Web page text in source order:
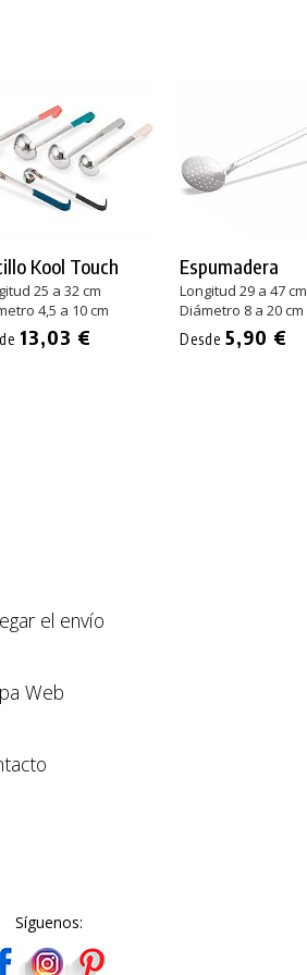
Kool Touch
25 a 32 cm
4,5 a 10 cm
13,03 €
Espumadera
Longitud 29 a 47 cm
Diámetro 8 a 20 cm
Desde5,90 €
el envío
Web
Síguenos: